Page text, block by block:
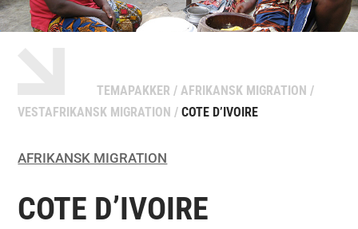
TEMAPAKKER /AFRIKANSK MIGRATION /
VESTAFRIKANSK MIGRATION /COTE D’IVOIRE
AFRIKANSK MIGRATION
COTE D’IVOIRE